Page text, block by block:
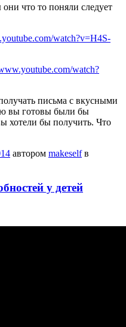
что то поняли следует
watch?v=H4S-
watch?
письма с вкусными
вы готовы были бы
хотели бы получить. Что
автором makeselfв
у детей